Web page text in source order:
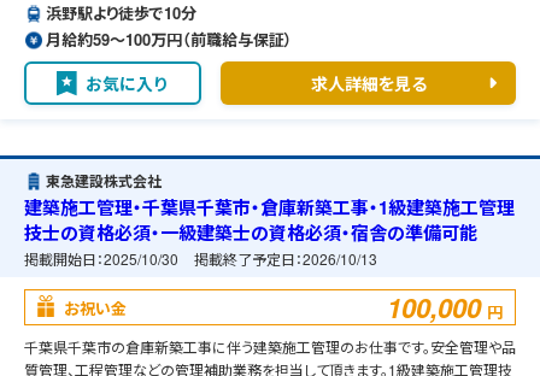
浜野駅より徒歩で10分
月給約59〜100万円（前職給与保証）
お気に入り 求人詳細を見る
東急建設株式会社
建築施工管理・千葉県千葉市・倉庫新築工事・1級建築施工管理
技士の資格必須・一級建築士の資格必須・宿舎の準備可能
掲載開始日：2025/10/30 掲載終了予定日：2026/10/13
お祝い金 100,000 円
千葉県千葉市の倉庫新築工事に伴う建築施工管理のお仕事です。安全管理や品
質管理、工程管理などの管理補助業務を担当して頂きます。1級建築施工管理技